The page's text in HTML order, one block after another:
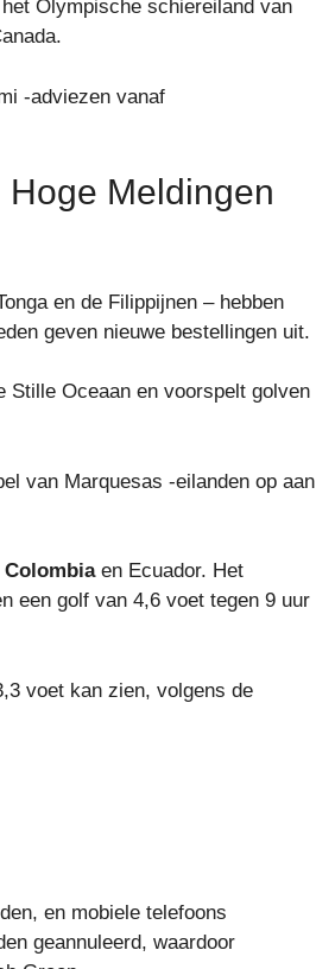
Olympische schiereiland van
-adviezen vanaf
Hoge Meldingen
en de Filippijnen – hebben
geven nieuwe bestellingen uit.
Stille Oceaan en voorspelt golven
van Marquesas -eilanden op aan
Colombia en Ecuador. Het
een golf van 4,6 voet tegen 9 uur
voet kan zien, volgens de
en mobiele telefoons
geannuleerd, waardoor